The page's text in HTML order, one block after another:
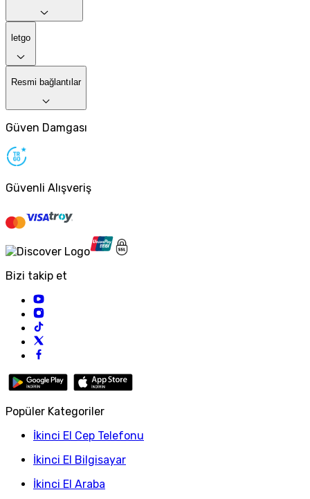
letgo
Resmi bağlantılar
Güven Damgası
Güvenli Alışveriş
Bizi takip et
Popüler Kategoriler
İkinci El Cep Telefonu
İkinci El Bilgisayar
İkinci El Araba